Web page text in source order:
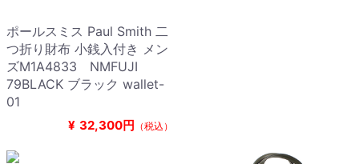
ポールスミス Paul Smith 二
つ折り財布 小銭入付き メン
ズM1A4833 NMFUJI
79BLACK ブラック wallet-
01
¥ 32,300円 （税込）